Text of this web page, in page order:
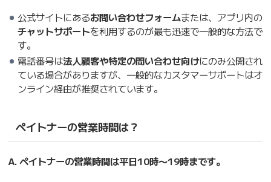
公式サイトにあるお問い合わせフォームまたは、アプリ内の
チャットサポートを利用するのが最も迅速で一般的な方法で
す。
電話番号は法人顧客や特定の問い合わせ向けにのみ公開され
ている場合がありますが、一般的なカスタマーサポートはオ
ンライン経由が推奨されています。
ペイトナーの営業時間は？
A. ペイトナーの営業時間は平日10時〜19時まです。